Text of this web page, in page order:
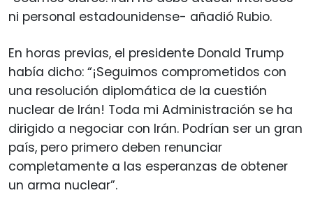
ni personal estadounidense- añadió Rubio.
En horas previas, el presidente Donald Trump
había dicho: “¡Seguimos comprometidos con
una resolución diplomática de la cuestión
nuclear de Irán! Toda mi Administración se ha
dirigido a negociar con Irán. Podrían ser un gran
país, pero primero deben renunciar
completamente a las esperanzas de obtener
un arma nuclear”.